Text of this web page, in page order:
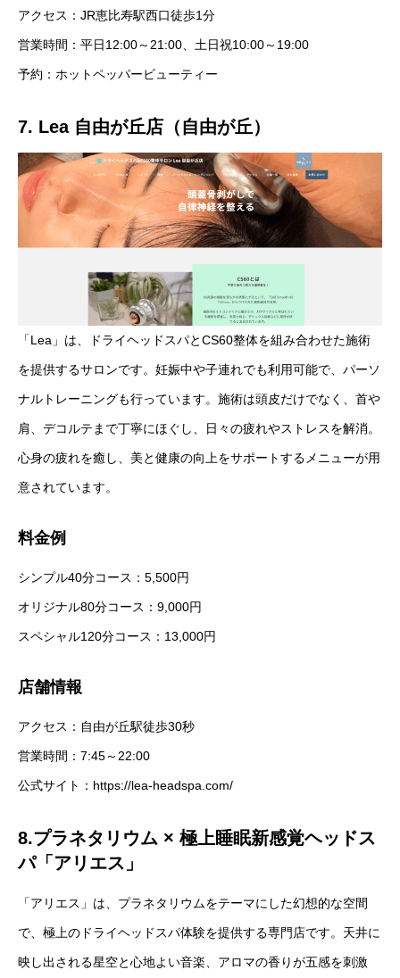
アクセス：JR恵比寿駅西口徒歩1分
営業時間：平日12:00～21:00、土日祝10:00～19:00
予約：ホットペッパービューティー
7. Lea 自由が丘店（自由が丘）
「Lea」は、ドライヘッドスパとCS60整体を組み合わせた施術
を提供するサロンです。妊娠中や子連れでも利用可能で、パーソ
ナルトレーニングも行っています。施術は頭皮だけでなく、首や
肩、デコルテまで丁寧にほぐし、日々の疲れやストレスを解消。
心身の疲れを癒し、美と健康の向上をサポートするメニューが用
意されています。
料金例
シンプル40分コース：5,500円
オリジナル80分コース：9,000円
スペシャル120分コース：13,000円
店舗情報
アクセス：自由が丘駅徒歩30秒
営業時間：7:45～22:00
公式サイト： https://lea-headspa.com/
8.プラネタリウム × 極上睡眠新感覚ヘッドス
パ「アリエス」
「アリエス」は、プラネタリウムをテーマにした幻想的な空間
で、極上のドライヘッドスパ体験を提供する専門店です。天井に
映し出される星空と心地よい音楽、アロマの香りが五感を刺激